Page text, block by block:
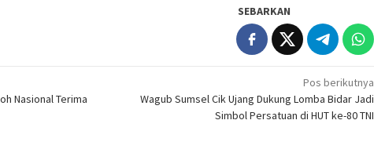
SEBARKAN
Nasional Terima
Pos berikutnya
Wagub Sumsel Cik Ujang Dukung Lomba Bidar Jadi
Simbol Persatuan di HUT ke-80 TNI